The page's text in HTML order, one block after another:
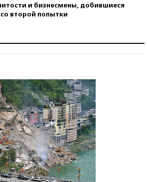
и бизнесмены, добившиеся
со второй попытки